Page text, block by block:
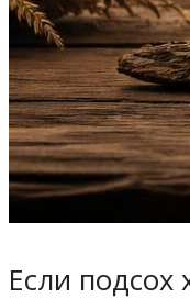
Если подсох